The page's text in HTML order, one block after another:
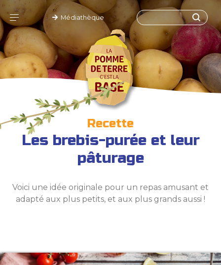
Médiathèque
Recette
Les brebis-purée et leur
pâturage
Voici une idée originale pour un repas amusant et
adapté aux plus petits, et aux plus grands aussi !